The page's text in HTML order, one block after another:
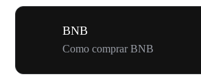
BNB
Como comprar BNB